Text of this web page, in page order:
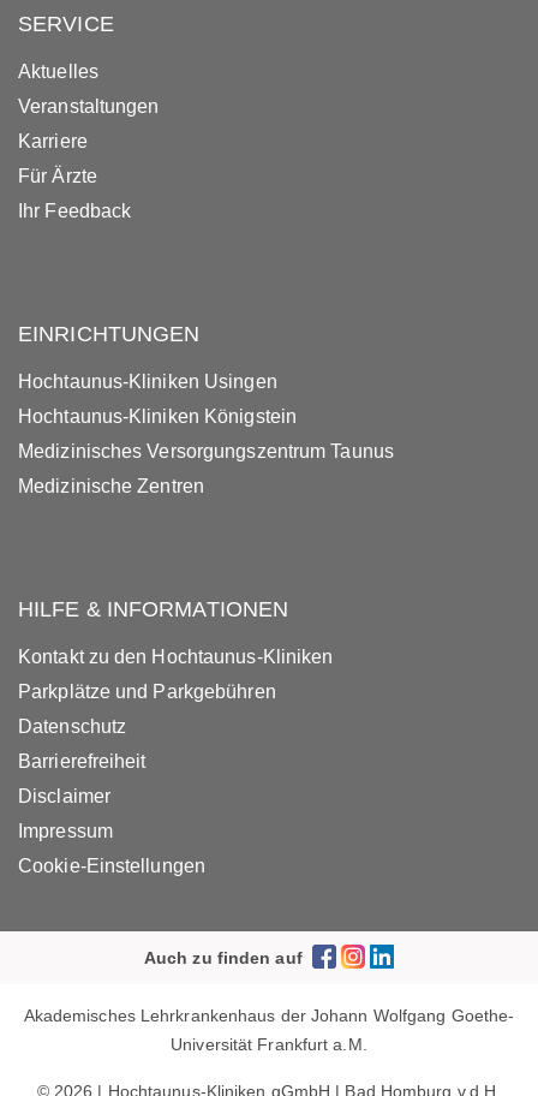
SERVICE
Aktuelles
Veranstaltungen
Karriere
Für Ärzte
Ihr Feedback
EINRICHTUNGEN
Hochtaunus-Kliniken Usingen
Hochtaunus-Kliniken Königstein
Medizinisches Versorgungszentrum Taunus
Medizinische Zentren
HILFE & INFORMATIONEN
Kontakt zu den Hochtaunus-Kliniken
Parkplätze und Parkgebühren
Datenschutz
Barrierefreiheit
Disclaimer
Impressum
Cookie-Einstellungen
Auch zu finden auf
Akademisches Lehrkrankenhaus der Johann Wolfgang Goethe-
Universität Frankfurt a.M.
© 2026 | Hochtaunus-Kliniken gGmbH | Bad Homburg v.d.H.